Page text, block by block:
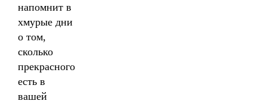
напомнит в
хмурые дни
о том,
сколько
прекрасного
есть в
вашей